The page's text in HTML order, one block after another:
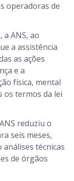
operadoras de
a ANS, ao
a assistência
as ações
e a
física, mental
os termos da lei
reduziu o
seis meses,
análises técnicas
de órgãos